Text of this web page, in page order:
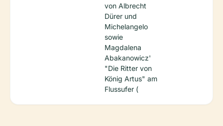
von Albrecht
Dürer und
Michelangelo
sowie
Magdalena
Abakanowicz'
"Die Ritter von
König Artus" am
Flussufer (